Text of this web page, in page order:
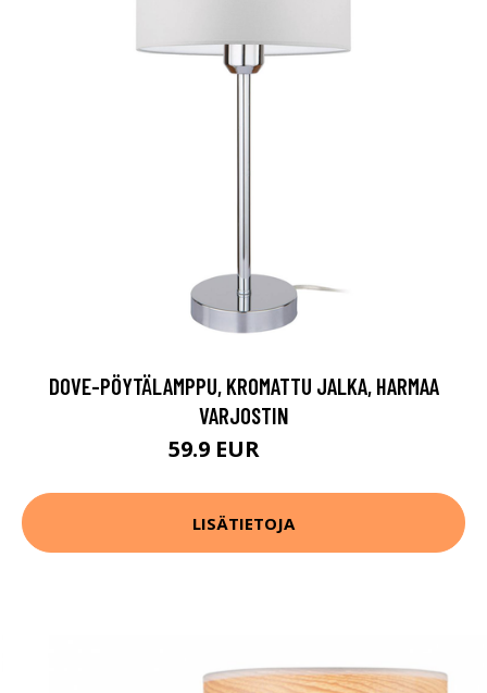
DOVE-PÖYTÄLAMPPU, KROMATTU JALKA, HARMAA
VARJOSTIN
59.9 EUR
LISÄTIETOJA